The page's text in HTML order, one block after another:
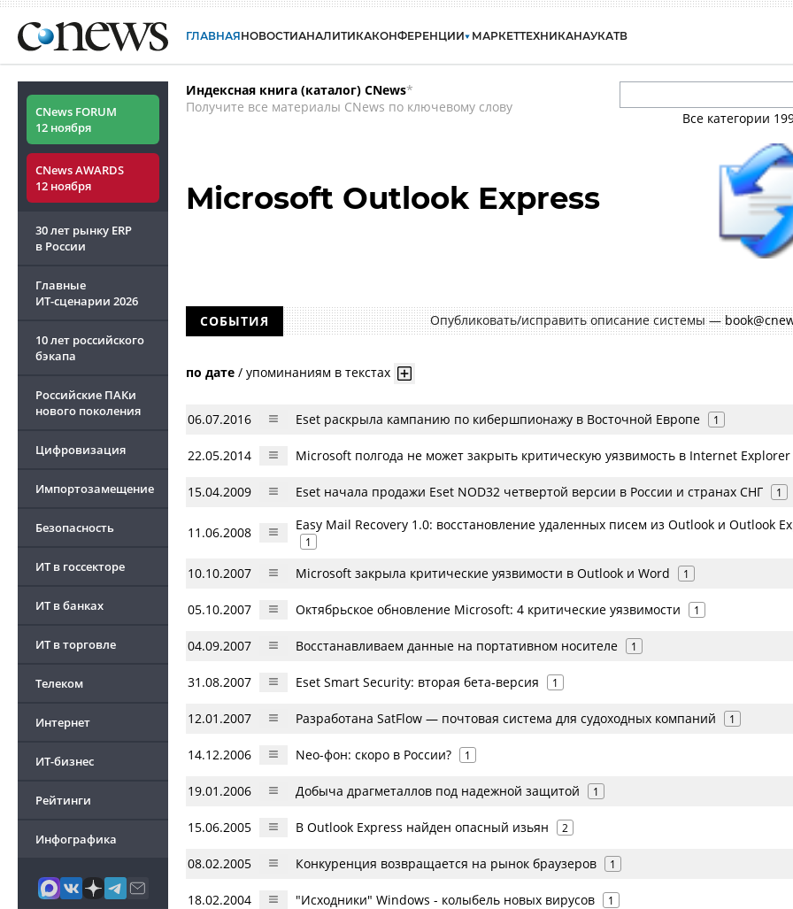
ГЛАВНАЯНОВОСТИАНАЛИТИКАКОНФЕРЕНЦИИ МАРКЕТТЕХНИКАНАУКАТВ
CNews FORUM
12 ноября
CNews AWARDS
12 ноября
30 лет рынку ERP
в России
Главные
ИТ-сценарии 2026
10 лет российского
бэкапа
Российские ПАКи
нового поколения
Цифровизация
Импортозамещение
Безопасность
ИТ в госсекторе
ИТ в банках
ИТ в торговле
Телеком
Интернет
ИТ-бизнес
Рейтинги
Инфографика
Индексная книга (каталог) CNews*
Получите все материалы CNews по ключевому слову
Все категории
Microsoft Outlook Express
СОБЫТИЯ Опубликовать/исправить описание системы —
по дате / упоминаниям в текстах
06.07.2016 Eset раскрыла кампанию по кибершпионажу в Восточной Европе 1
22.05.2014 Microsoft полгода не может закрыть критическую уязвимость в Internet Explorer
15.04.2009 Eset начала продажи Eset NOD32 четвертой версии в России и странах СНГ 1
11.06.2008 Easy Mail Recovery 1.0: восстановление удаленных писем из Outlook и Outlook
1
10.10.2007 Microsoft закрыла критические уязвимости в Outlook и Word 1
05.10.2007 Октябрьское обновление Microsoft: 4 критические уязвимости 1
04.09.2007 Восстанавливаем данные на портативном носителе 1
31.08.2007 Eset Smart Security: вторая бета-версия 1
12.01.2007 Разработана SatFlow — почтовая система для судоходных компаний 1
14.12.2006 Neo-фон: скоро в России? 1
19.01.2006 Добыча драгметаллов под надежной защитой 1
15.06.2005 В Outlook Express найден опасный изьян 2
08.02.2005 Конкуренция возвращается на рынок браузеров 1
18.02.2004 "Исходники" Windows - колыбель новых вирусов 1